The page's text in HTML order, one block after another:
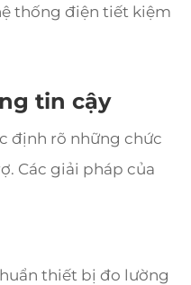
thống điện tiết kiệm
tin cậy
định rõ những chức
Các giải pháp của
thiết bị đo lường